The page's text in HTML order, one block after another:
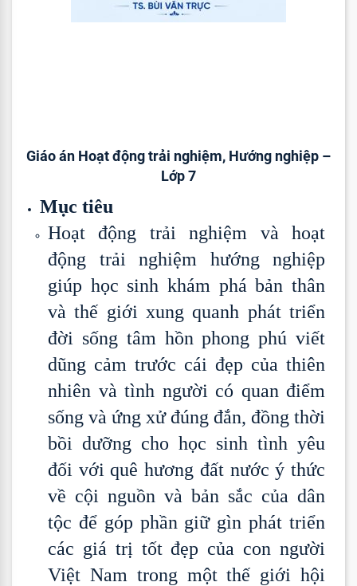
Giáo án Hoạt động trải nghiệm, Hướng nghiệp –
Lớp 7
Mục tiêu
Hoạt động trải nghiệm và hoạt
động trải nghiệm hướng nghiệp
giúp học sinh khám phá bản thân
và thế giới xung quanh phát triển
đời sống tâm hồn phong phú viết
dũng cảm trước cái đẹp của thiên
nhiên và tình người có quan điểm
sống và ứng xử đúng đắn, đồng thời
bồi dưỡng cho học sinh tình yêu
đối với quê hương đất nước ý thức
về cội nguồn và bản sắc của dân
tộc để góp phần giữ gìn phát triển
các giá trị tốt đẹp của con người
Việt Nam trong một thế giới hội